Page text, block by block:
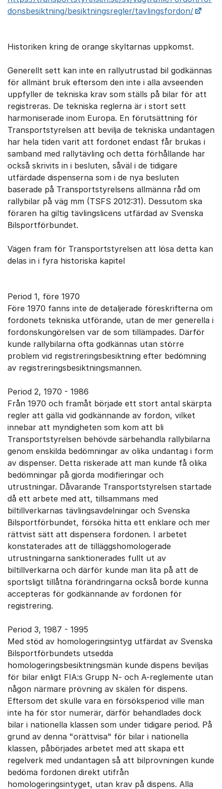
donsbesiktning/besiktningsregler/tavlingsfordon/
Historiken kring de orange skyltarnas uppkomst.
Generellt sett kan inte en rallyutrustad bil godkännas
för allmänt bruk eftersom den inte i alla avseenden
uppfyller de tekniska krav som ställs på bilar för att
registreras. De tekniska reglerna är i stort sett
harmoniserade inom Europa. En förutsättning för
Transportstyrelsen att bevilja de tekniska undantagen
har hela tiden varit att fordonet endast får brukas i
samband med rallytävling och detta förhållande har
också skrivits in i besluten, såväl i de tidigare
utfärdade dispenserna som i de nya besluten
baserade på Transportstyrelsens allmänna råd om
rallybilar på väg mm (TSFS 2012:31). Dessutom ska
föraren ha giltig tävlingslicens utfärdad av Svenska
Bilsportförbundet.
Vägen fram för Transportstyrelsen att lösa detta kan
delas in i fyra historiska kapitel
Period 1, före 1970
Före 1970 fanns inte de detaljerade föreskrifterna om
fordonets tekniska utförande, utan de mer generella i
fordonskungörelsen var de som tillämpades. Därför
kunde rallybilarna ofta godkännas utan större
problem vid registreringsbesiktning efter bedömning
av registreringsbesiktningsmannen.
Period 2, 1970 - 1986
Från 1970 och framåt började ett stort antal skärpta
regler att gälla vid godkännande av fordon, vilket
innebar att myndigheten som kom att bli
Transportstyrelsen behövde särbehandla rallybilarna
genom enskilda bedömningar av olika undantag i form
av dispenser. Detta riskerade att man kunde få olika
bedömningar på gjorda modifieringar och
utrustningar. Dåvarande Transportstyrelsen startade
då ett arbete med att, tillsammans med
biltillverkarnas tävlingsavdelningar och Svenska
Bilsportförbundet, försöka hitta ett enklare och mer
rättvist sätt att dispensera fordonen. I arbetet
konstaterades att de tilläggshomologerade
utrustningarna sanktionerades fullt ut av
biltillverkarna och därför kunde man lita på att de
sportsligt tillåtna förändringarna också borde kunna
accepteras för godkännande av fordonen för
registrering.
Period 3, 1987 - 1995
Med stöd av homologeringsintyg utfärdat av Svenska
Bilsportförbundets utsedda
homologeringsbesiktningsmän kunde dispens beviljas
för bilar enligt FIA:s Grupp N- och A-reglemente utan
någon närmare prövning av skälen för dispens.
Eftersom det skulle vara en försöksperiod ville man
inte ha för stor numerär, därför behandlades dock
bilar i nationella klassen som under tidigare period. På
grund av denna "orättvisa" för bilar i nationella
klassen, påbörjades arbetet med att skapa ett
regelverk med undantagen så att bilprovningen kunde
bedöma fordonen direkt utifrån
homologeringsintyget, utan krav på dispens. Alla